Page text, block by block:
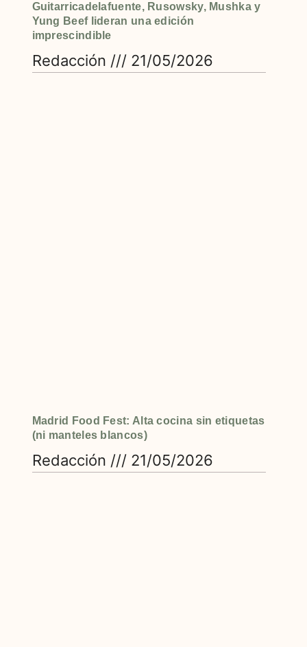
Guitarricadelafuente, Rusowsky, Mushka y
Yung Beef lideran una edición
imprescindible
Redacción 21/05/2026
Madrid Food Fest: Alta cocina sin etiquetas
(ni manteles blancos)
Redacción 21/05/2026